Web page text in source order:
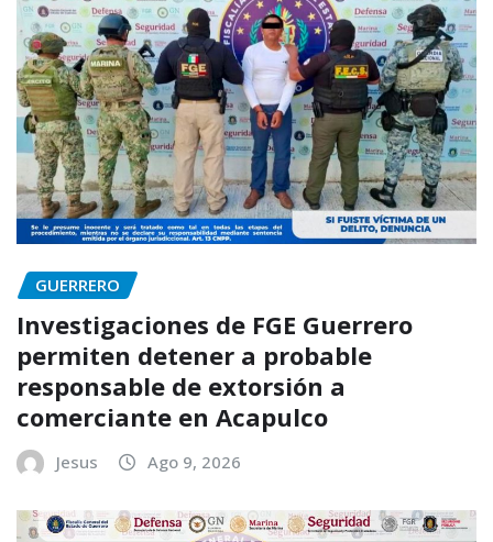
GUERRERO
Investigaciones de FGE Guerrero
permiten detener a probable
responsable de extorsión a
comerciante en Acapulco
Jesus Ago 9, 2026